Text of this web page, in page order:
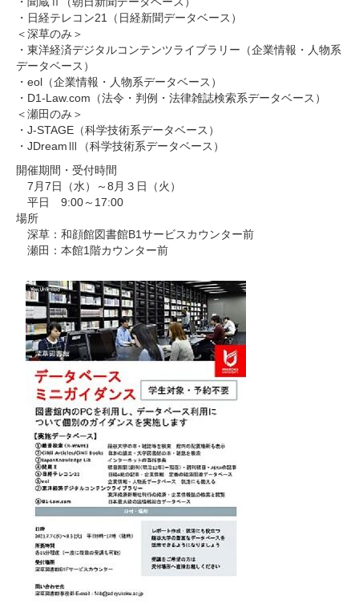
・日経テレコン21（日経新聞データベース）
＜深草のみ＞
・東洋経済デジタルコンテンツライブラリー（企業情報・人物系
データベース）
・eol（企業情報・人物系データベース）
・D1-Law.com（法令・判例・法律雑誌検索系データベース）
＜瀬田のみ＞
・J-STAGE（科学技術系データベース）
・JDreamⅢ（科学技術系データベース）
開催期間・受付時間
7月7日（水）～8月３日（火）
平日 9:00～17:00
場所
深草：和顔館図書館B1サービスカウンター前
瀬田：本館1階カウンター前